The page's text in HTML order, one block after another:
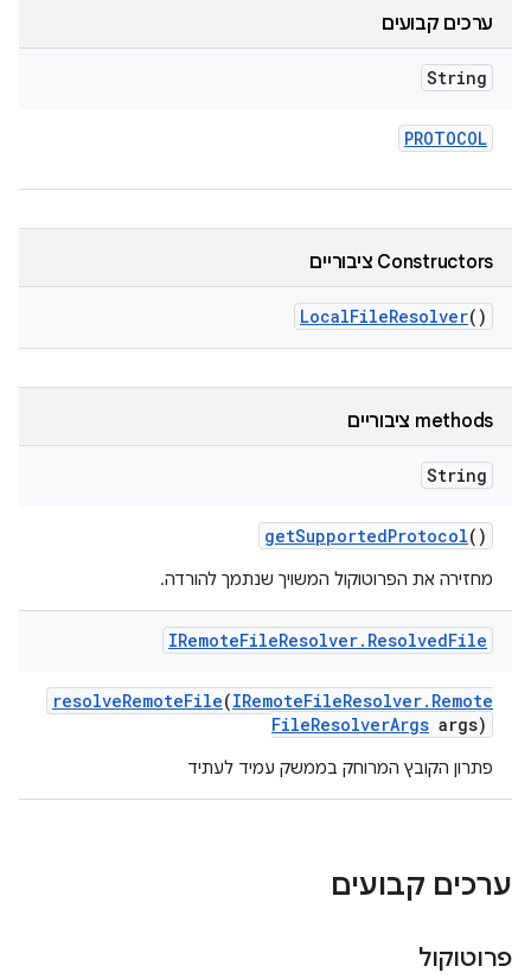
ערכים קבועים
String
PROTOCOL
Constructors ציבוריים
LocalFileResolver()
‫methods ציבוריים
String
getSupportedProtocol()
מחזירה את הפרוטוקול המשויך שנתמך להורדה.
IRemoteFileResolver. ResolvedFile
resolveRemoteFile(IRemoteFileResolver. Remote
FileResolverArgs args)
פתרון הקובץ המרוחק בממשק עמיד לעתיד
ערכים קבועים
פרוטוקול